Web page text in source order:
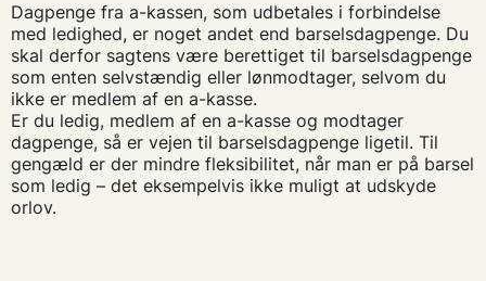
Dagpenge fra a-kassen, som udbetales i forbindelse
med ledighed, er noget andet end barselsdagpenge. Du
skal derfor sagtens være berettiget til barselsdagpenge
som enten selvstændig eller lønmodtager, selvom du
ikkeer medlem af ena-kasse.
Er du ledig, medlem af ena-kasse og modtager
dagpenge, så er vejen til barselsdagpenge ligetil. Til
gengæld er der mindre fleksibilitet, nårman er på barsel
som ledig – det eksempelvis ikke muligt at udskyde
orlov.